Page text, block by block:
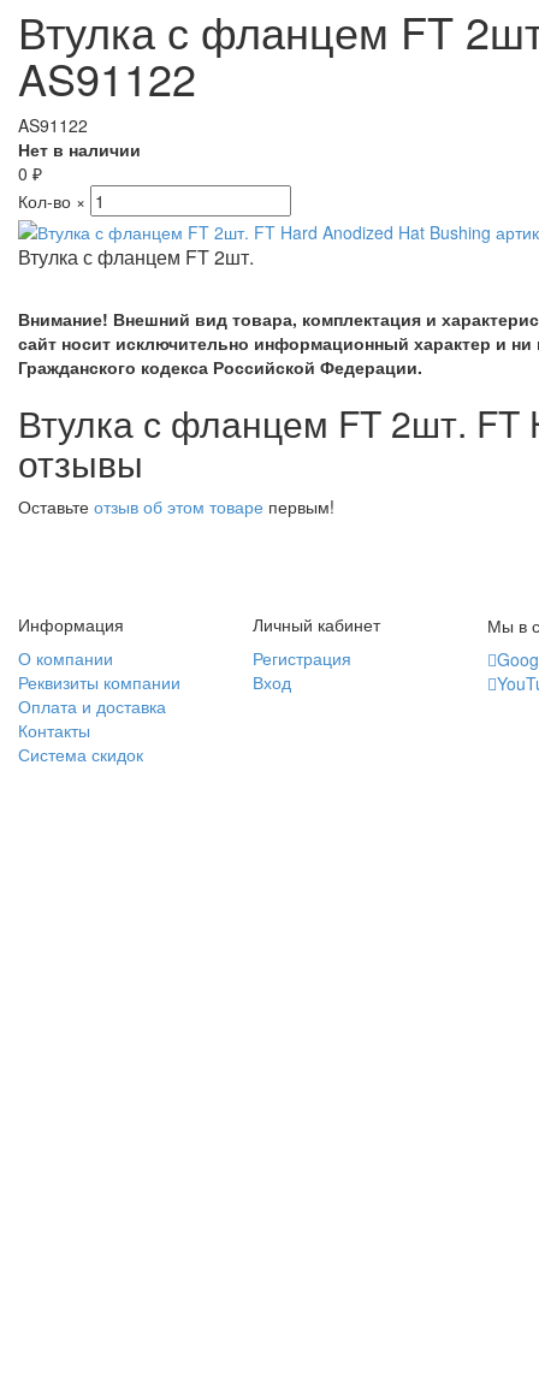
Втулка с фланцем FT
AS91122
AS91122
Нет в наличии
0 ₽
Кол-во ×
Втулка с фланцем FT 2шт.
Внимание! Внешний вид товара, комплектация и
сайт носит исключительно информационный характер и
Гражданского кодекса Российской Федерации.
Втулка с фланцем FT 2шт. FT
отзывы
Оставьте отзыв об этом товаре первым!
Информация
О компании
Реквизиты компании
Оплата и доставка
Контакты
Система скидок
Личный кабинет
Регистрация
Вход
Мы в